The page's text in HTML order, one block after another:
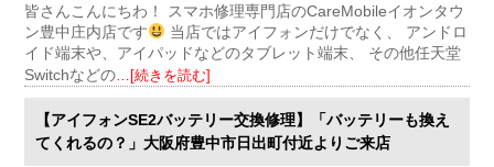
皆さんこんにちわ！ スマホ修理専門店のCareMobileイオンタウ
ン豊中庄内店です
当店ではアイフォンだけでなく、 アンドロ
イド端末や、アイパッドなどのタブレット端末、 その他任天堂
Switchなどの…[続きを読む]
【アイフォンSE2バッテリー交換修理】「バッテリーも換え
てくれるの？」大阪府豊中市日出町付近よりご来店